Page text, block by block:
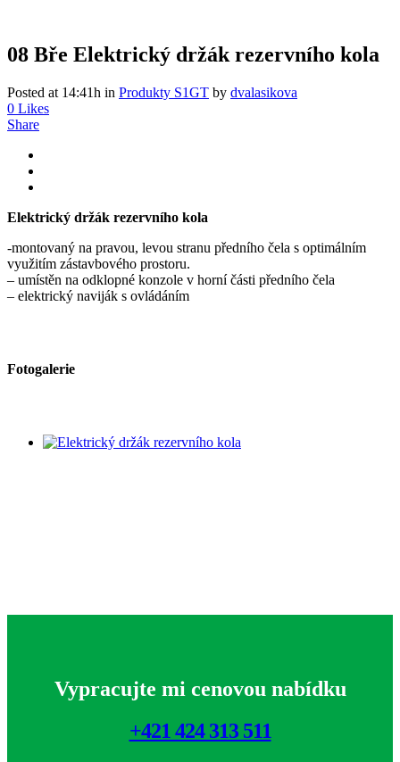
08 Bře Elektrický držák rezervního kola
Posted at 14:41h in Produkty S1GT by dvalasikova
0 Likes
Share
Elektrický držák rezervního kola
-montovaný na pravou, levou stranu předního čela s optimálním
využitím zástavbového prostoru.
– umístěn na odklopné konzole v horní části předního čela
– elektrický naviják s ovládáním
Fotogalerie
Vypracujte mi cenovou nabídku
+421 424 313 511